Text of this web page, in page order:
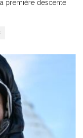
première descente